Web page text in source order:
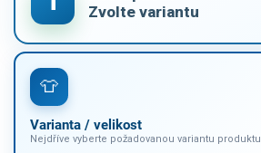
Varianta / velikost
Nejdříve vyberte požadovanou variantu produktu